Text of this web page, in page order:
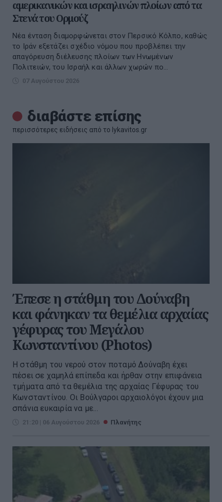
αμερικανικών και ισραηλινών πλοίων από τα
Στενά του Ορμούζ
Νέα ένταση διαμορφώνεται στον Περσικό Κόλπο, καθώς
το Ιράν εξετάζει σχέδιο νόμου που προβλέπει την
απαγόρευση διέλευσης πλοίων των Ηνωμένων
Πολιτειών, του Ισραήλ και άλλων χωρών πο...
07 Αυγούστου 2026
διαβάστε επίσης
περισσότερες ειδήσεις από το lykavitos.gr
Έπεσε η στάθμη του Δούναβη
και φάνηκαν τα θεμέλια αρχαίας
γέφυρας του Μεγάλου
Κωνσταντίνου (Photos)
Η στάθμη του νερού στον ποταμό Δούναβη έχει
πέσει σε χαμηλά επίπεδα και ήρθαν στην επιφάνεια
τμήματα από τα θεμέλια της αρχαίας Γέφυρας του
Κωνσταντίνου. Οι Βούλγαροι αρχαιολόγοι έχουν μια
σπάνια ευκαιρία να με...
21:20 | 06 Αυγούστου 2026 Πλανήτης